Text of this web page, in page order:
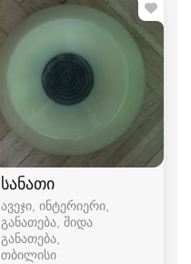
სანათი
ავეჯი, ინტერიერი,
განათება, შიდა
განათება
თბილისი